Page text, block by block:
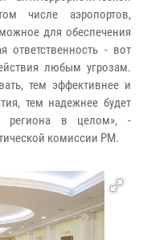
числе аэропортов,
для обеспечения
ответственность - вот
любым угрозам.
тем эффективнее и
тем надежнее будет
региона в целом», -
комиссии РМ.